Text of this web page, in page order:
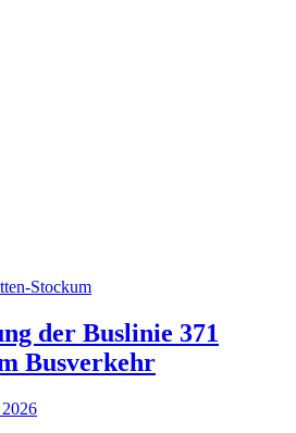
Stockum
der Buslinie 371
Busverkehr
2026